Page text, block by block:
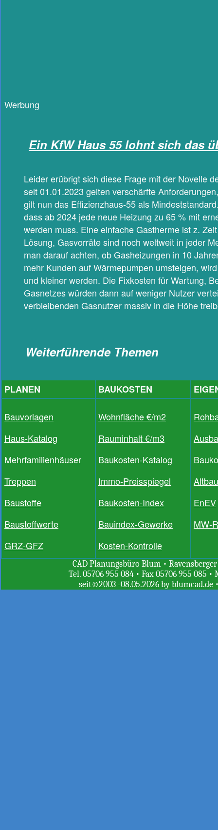
Werbung
Ein KfW Haus 55 lohnt sich das
Leider erübrigt sich diese Frage mit der Novelle
seit 01.01.2023 gelten verschärfte
gilt nun das Effizienzhaus-55 als
dass ab 2024 jede neue Heizung zu 65 % mit
werden muss. Eine einfache Gastherme ist z.
Lösung, Gasvorräte sind noch weltweit in jeder
man darauf achten, ob Gasheizungen in 10
mehr Kunden auf Wärmepumpen umsteigen,
und kleiner werden. Die Fixkosten für Wartung,
Gasnetzes würden dann auf weniger Nutzer
verbleibenden Gasnutzer massiv in die Höhe
Weiterführende Themen
PLANEN BAUKOSTEN
Bauvorlagen
Haus-Katalog
Mehrfamilienhäuser
Treppen
Baustoffe
Baustoffwerte
GRZ-GFZ
Wohnfläche €/m2
Rauminhalt €/m3
Baukosten-Katalog
Immo-Preisspiegel
Baukosten-Index
Bauindex-Gewerke
Kosten-Kontrolle
EnEV
MW-
CAD Planungsbüro Blum •
Tel. 05706 955 084 • Fax 05706 955 085
seit©2003 -08.05.2026 by blumcad.de